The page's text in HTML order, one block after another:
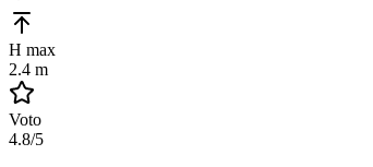
H max
2.4 m
Voto
4.8/5